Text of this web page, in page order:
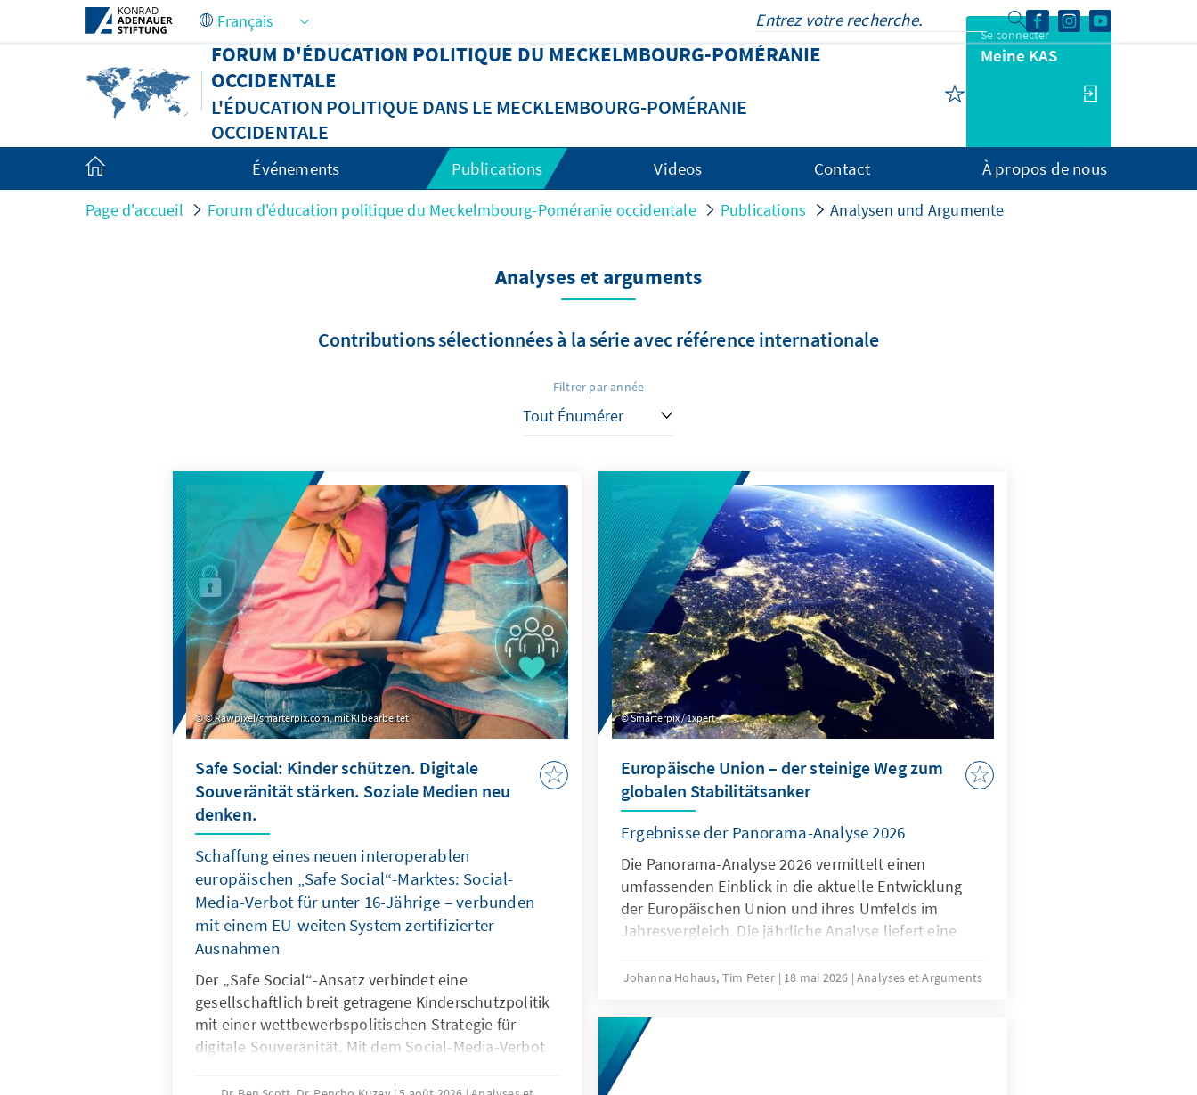
Saut au contenu principal
FORUM D'ÉDUCATION POLITIQUE DU MECKELMBOURG-POMÉRANIE
OCCIDENTALE
L'ÉDUCATION POLITIQUE DANS LE MECKLEMBOURG-POMÉRANIE
OCCIDENTALE
Se connecter
Meine KAS
Événements Publications Videos Contact À propos de nous
Page d'accueil Forum d'éducation politique du Meckelmbourg-Poméranie occidentale Publications Analysen und Argumente
Analyses et arguments
Contributions sélectionnées à la série avec référence internationale
Filtrer par année
© Rawpixel/smarterpix.com, mit KI bearbeitet
Safe Social: Kinder schützen. Digitale
Souveränität stärken. Soziale Medien neu
denken.
Schaffung eines neuen interoperablen
europäischen „Safe Social“-Marktes: Social-
Media-Verbot für unter 16-Jährige – verbunden
mit einem EU-weiten System zertifizierter
Ausnahmen
Der „Safe Social“-Ansatz verbindet eine
gesellschaftlich breit getragene Kinderschutzpolitik
mit einer wettbewerbspolitischen Strategie für
digitale Souveränität. Mit dem Social-Media-Verbot
Smarterpix / 1xpert
Europäische Union – der steinige Weg zum
globalen Stabilitätsanker
Ergebnisse der Panorama-Analyse 2026
Die Panorama-Analyse 2026 vermittelt einen
umfassenden Einblick in die aktuelle Entwicklung
der Europäischen Union und ihres Umfelds im
Jahresvergleich. Die jährliche Analyse liefert eine
Bereichen Innovation und Wettbewerbsfähigkeit,
und Globales Umfeld. Durch die Verwendung
qualitativer und quantitativer Indikatoren gibt sie
fundierte Einblicke in aktuelle Trends und
Johanna Hohaus, Tim Peter 18 mai 2026 Analyses et Arguments